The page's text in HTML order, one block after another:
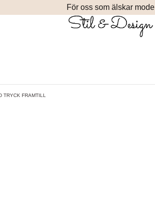
För oss som älskar mode
TRYCK FRAMTILL